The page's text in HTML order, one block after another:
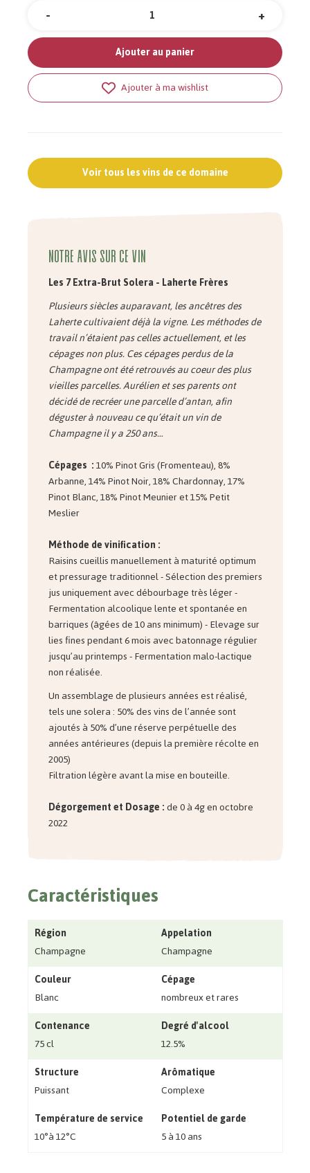
Quantité +
-
Ajouter au panier
Ajouter à ma wishlist
Voir tous les vins de ce domaine
Notre avis sur ce vin
Les 7 Extra-Brut Solera - Laherte Frères
Plusieurs siècles auparavant, les ancêtres des
Laherte cultivaient déjà la vigne. Les méthodes de
travail n’étaient pas celles actuellement, et les
cépages non plus. Ces cépages perdus de la
Champagne ont été retrouvés au coeur des plus
vieilles parcelles. Aurélien et ses parents ont
décidé de recréer une parcelle d’antan, afin
déguster à nouveau ce qu’était un vin de
Champagne il y a 250 ans…
Cépages :10% Pinot Gris (Fromenteau), 8%
Arbanne, 14% Pinot Noir, 18% Chardonnay, 17%
Pinot Blanc, 18% Pinot Meunier et 15% Petit
Meslier
Méthode de vinification :
Raisins cueillis manuellement à maturité optimum
et pressurage traditionnel - Sélection des premiers
jus uniquement avec débourbage très léger -
Fermentation alcoolique lente et spontanée en
barriques (âgées de 10 ans minimum) - Elevage sur
lies fines pendant 6 mois avec batonnage régulier
jusqu’au printemps - Fermentation malo-lactique
non réalisée.
Un assemblage de plusieurs années est réalisé,
tels une solera : 50% des vins de l’année sont
ajoutés à 50% d’une réserve perpétuelle des
années antérieures (depuis la première récolte en
2005)
Filtration légère avant la mise en bouteille.
Dégorgement et Dosage :de 0 à 4g en octobre
2022
Caractéristiques
Région
Champagne
Appelation
Champagne
Couleur
Blanc
Cépage
nombreux et rares
Contenance
75 cl
Degré d'alcool
12.5%
Structure
Puissant
Arômatique
Complexe
Température de service
10°à 12°C
Potentiel de garde
5 à 10 ans